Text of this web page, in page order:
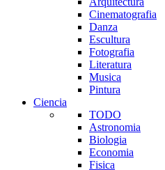
Cinematografia
Danza
Escultura
Fotografia
Literatura
Musica
Pintura
Ciencia
TODO
Astronomia
Biologia
Economia
Fisica